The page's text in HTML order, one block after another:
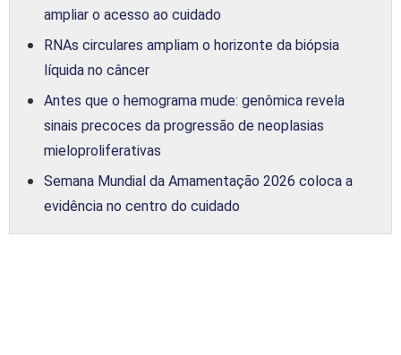
ampliar o acesso ao cuidado
RNAs circulares ampliam o horizonte da biópsia
líquida no câncer
Antes que o hemograma mude: genômica revela
sinais precoces da progressão de neoplasias
mieloproliferativas
Semana Mundial da Amamentação 2026 coloca a
evidência no centro do cuidado